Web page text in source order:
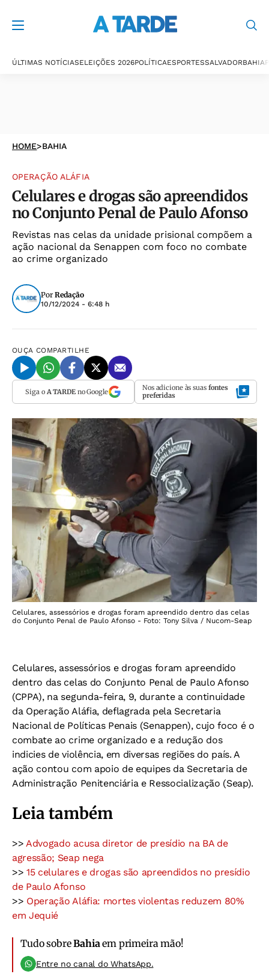
ÚLTIMAS NOTÍCIASELEIÇÕES 2026POLÍTICAESPORTESSALVADORBAHIA
HOME>BAHIA
OPERAÇÃO ALÁFIA
Celulares e drogas são apreendidos
no Conjunto Penal de Paulo Afonso
Revistas nas celas da unidade prisional compõem a
ação nacional da Senappen com foco no combate
ao crime organizado
Por Redação
10/12/2024 - 6:48 h
OUÇA COMPARTILHE
Siga o A TARDEno Google Nos adicione às suas fontes
preferidas
Celulares, assessórios e drogas foram apreendido dentro das celas
do Conjunto Penal de Paulo Afonso - Foto: Tony Silva / Nucom-Seap
Celulares, assessórios e drogas foram apreendido
dentro das celas do Conjunto Penal de Paulo Afonso
(CPPA), na segunda-feira, 9, durante a continuidade
da Operação Aláfia, deflagrada pela Secretaria
Nacional de Políticas Penais (Senappen), cujo foco é o
combate ao crime organizado e a redução dos
indicies de violência, em diversas regiões do país. A
ação contou com apoio de equipes da Secretaria de
Administração Penitenciária e Ressocialização (Seap).
Leia também
>>Advogado acusa diretor de presídio na BA de
agressão; Seap nega
>>15 celulares e drogas são apreendidos no presídio
de Paulo Afonso
>> Operação Aláfia: mortes violentas reduzem 80%
em Jequié
Tudo sobreBahiaem primeira mão!
Entre no canal do WhatsApp.